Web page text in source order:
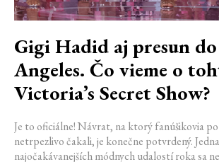
Gigi Hadid aj presun
Angeles. Čo vieme o
Victoria’s Secret Show?
Je to oficiálne! Návrat, na ktorý fanúšikovia
netrpezlivo čakali, je konečne potvrdený.
najočakávanejších módnych udalostí roka sa